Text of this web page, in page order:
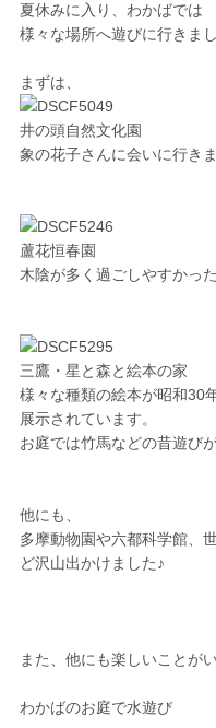
夏休みに入り、わかばでは
様々な場所へ遊びに行きま
まずは、
井の頭自然文化園
象の花子さんに会いに行き
蘆花恒春園
木陰が多く過ごしやすかった
三鷹・星と森と絵本の家
様々な種類の絵本が昭和30
展示されています。
お庭では竹馬などの昔遊び
他にも、
多摩動物園や六都科学館、
ど沢山出かけました♪
また、他にも楽しいことが
わかばのお庭で水遊び